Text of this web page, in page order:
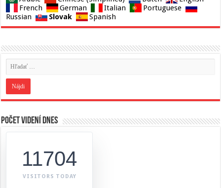
French
German Italian
Portuguese
Russian
Slovak Spanish
Počet videní dnes
11704
VISITORS TODAY